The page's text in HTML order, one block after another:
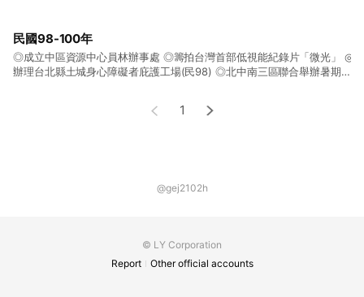
視能中心，提供低視能者視覺功能及輔具評估建議(民97)
民國98-100年
◎成立中區資源中心員林辦事處 ◎籌拍台灣首部低視能紀錄片「微光」 ◎
辦理台北縣土城身心障礙者庇護工場(民98) ◎北中南三區聯合舉辦暑期兒
優等 ◎推動「Eye的進行式」視力保健宣導(民100)
1
@gej2102h
© LY Corporation
Report
Other official accounts